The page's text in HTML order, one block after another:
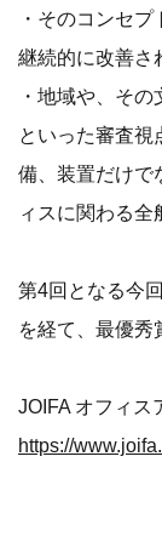
・そのコンセ
継続的に改善さ
・地域や、そ
といった審査視
備、装置だけで
ィスに関わる全
第4回となる今
を経て、最優秀
JOIFA オフィス
https://